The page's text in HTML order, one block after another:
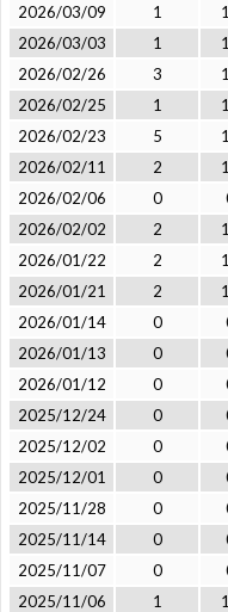
2026/03/09
1
2026/03/03
1
2026/02/26
3
2026/02/25
1
2026/02/23
5
2026/02/11
2
2026/02/06
0
2026/02/02
2
2026/01/22
2
2026/01/21
2
2026/01/14
0
2026/01/13
0
2026/01/12
0
2025/12/24
0
2025/12/02
0
2025/12/01
0
2025/11/28
0
2025/11/14
0
2025/11/07
0
2025/11/06
1